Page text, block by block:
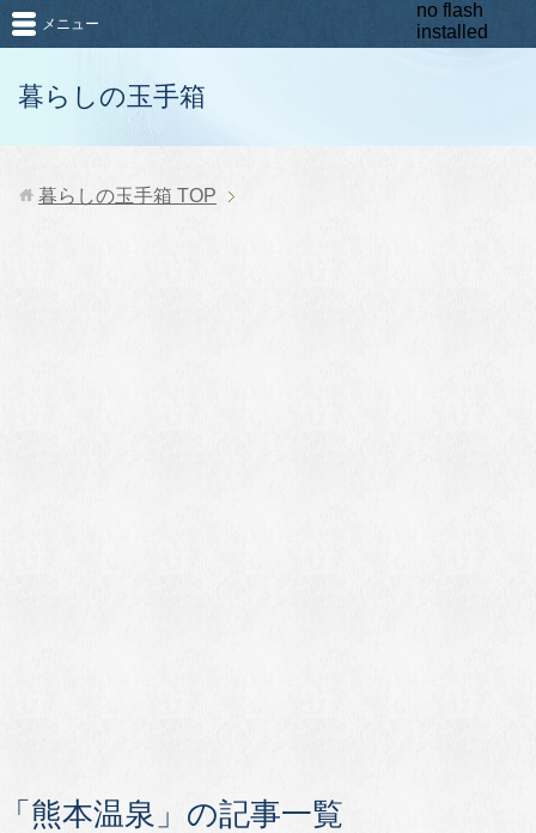
暮らしの玉手箱
メニュー
暮らしの玉手箱 TOP
「熊本温泉」の記事一覧
no flash
installed